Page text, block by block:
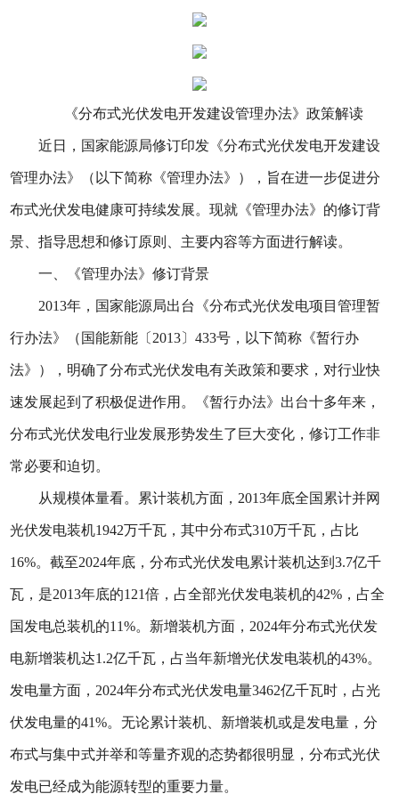
《分布式光伏发电开发建设管理办法》政策解读
近日，国家能源局修订印发《分布式光伏发电开发建设
管理办法》（以下简称《管理办法》），旨在进一步促进分
布式光伏发电健康可持续发展。现就《管理办法》的修订背
景、指导思想和修订原则、主要内容等方面进行解读。
一、《管理办法》修订背景
2013年，国家能源局出台《分布式光伏发电项目管理暂
行办法》（国能新能〔2013〕433号，以下简称《暂行办
法》），明确了分布式光伏发电有关政策和要求，对行业快
速发展起到了积极促进作用。《暂行办法》出台十多年来，
分布式光伏发电行业发展形势发生了巨大变化，修订工作非
常必要和迫切。
从规模体量看。累计装机方面，2013年底全国累计并网
光伏发电装机1942万千瓦，其中分布式310万千瓦，占比
16%。截至2024年底，分布式光伏发电累计装机达到3.7亿千
瓦，是2013年底的121倍，占全部光伏发电装机的42%，占全
国发电总装机的11%。新增装机方面，2024年分布式光伏发
电新增装机达1.2亿千瓦，占当年新增光伏发电装机的43%。
发电量方面，2024年分布式光伏发电量3462亿千瓦时，占光
伏发电量的41%。无论累计装机、新增装机或是发电量，分
布式与集中式并举和等量齐观的态势都很明显，分布式光伏
发电已经成为能源转型的重要力量。